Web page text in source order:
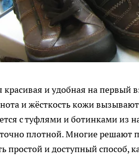
красивая и удобная на первый
и жёсткость кожи
с туфлями и ботинками из
плотной. Многие решают
простой и доступный способ,